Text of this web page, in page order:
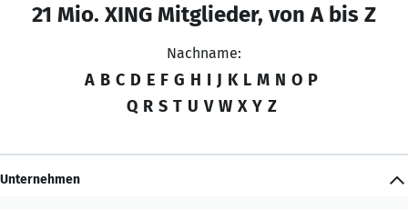
21 Mio. XING Mitglieder, von A bis Z
Nachname:
A B C D E F G H I J K L M N O P
Q R S T U V W X Y Z
Unternehmen